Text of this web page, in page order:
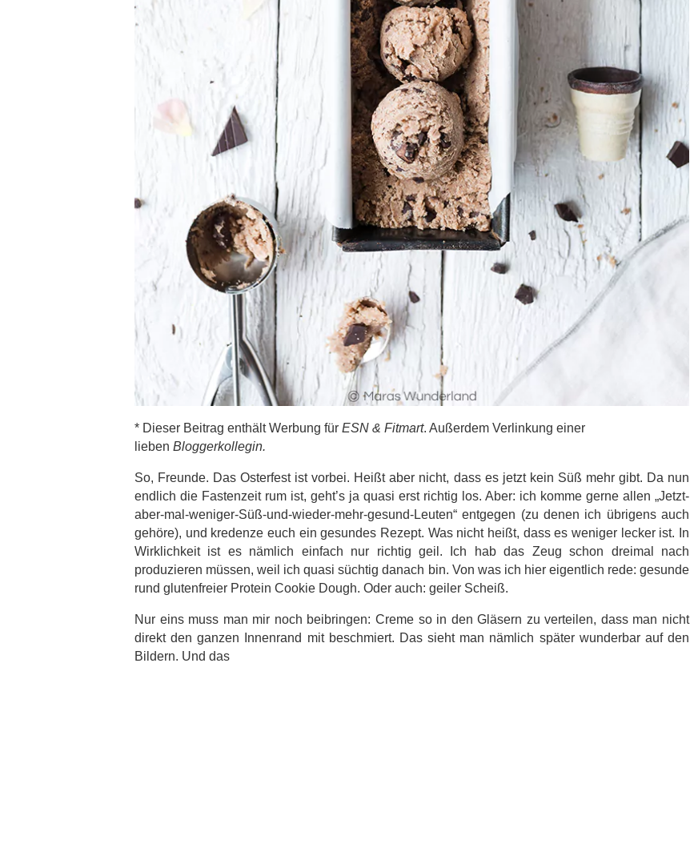
* Dieser Beitrag enthält Werbung für ESN & Fitmart. Außerdem Verlinkung einer
lieben Bloggerkollegin.
So, Freunde. Das Osterfest ist vorbei. Heißt aber nicht, dass es jetzt kein Süß mehr gibt. Da nun
endlich die Fastenzeit rum ist, geht’s ja quasi erst richtig los. Aber: ich komme gerne allen „Jetzt-
aber-mal-weniger-Süß-und-wieder-mehr-gesund-Leuten“ entgegen (zu denen ich übrigens auch
gehöre), und kredenze euch ein gesundes Rezept. Was nicht heißt, dass es weniger lecker ist. In
Wirklichkeit ist es nämlich einfach nur richtig geil. Ich hab das Zeug schon dreimal nach
produzieren müssen, weil ich quasi süchtig danach bin. Von was ich hier eigentlich rede: gesunde
rund glutenfreier Protein Cookie Dough. Oder auch: geiler Scheiß.
Nur eins muss man mir noch beibringen: Creme so in den Gläsern zu verteilen, dass man nicht
direkt den ganzen Innenrand mit beschmiert. Das sieht man nämlich später wunderbar auf den
Bildern. Und das